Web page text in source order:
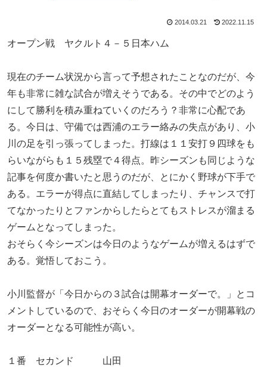
2014.03.21 2022.11.15
オープン戦 ヤクルト４－５日本ハム
現在のチーム状況から言って予想されたことなのだが、今
年も非常に雑な試合が増えそうである。その中でどのよう
にして勝利を積み重ねていくのだろう？非常に心配であ
る。今日は、守備では西浦のエラー絡みの失点があり、小
川の足を引っ張ってしまった。打線は１１安打９四球をも
らいながらも１５残塁で４得点。昨シーズンも同じような
記事を何度か書いたと思うのだが、とにかく野球が下手で
ある。エラーが得点に直結してしまったり、チャンスで打
てなかったりとファンからしたらとてもストレスが溜まる
ゲームとなってしまった。
おそらく今シーズンは今日のようなゲームが増えるはずで
ある。覚悟しておこう。
小川監督が「今日からの３試合は開幕オーダーで。」とコ
メントしているので、おそらく今日のオーダーが開幕戦の
オーダーとなる可能性が高い。
１番 セカンド 山田